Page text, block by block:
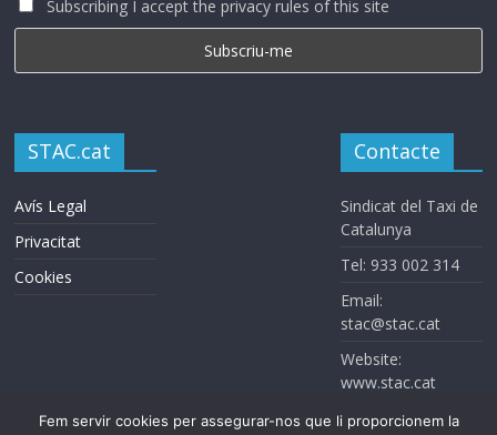
Subscribing I accept the privacy rules of this site
STAC.cat
Avís Legal
Privacitat
Cookies
Contacte
Sindicat del Taxi de
Catalunya
Tel: 933 002 314
Email:
stac@stac.cat
Website:
www.stac.cat
Fem servir cookies per assegurar-nos que li proporcionem la